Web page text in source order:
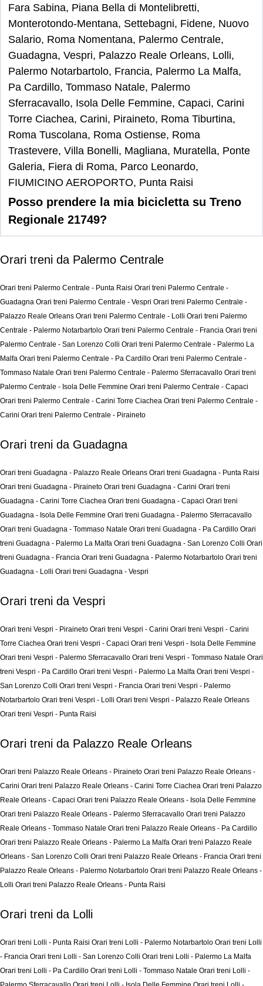
Fara Sabina, Piana Bella di Montelibretti,
Monterotondo-Mentana, Settebagni, Fidene, Nuovo
Salario, Roma Nomentana, Palermo Centrale,
Guadagna, Vespri, Palazzo Reale Orleans, Lolli,
Palermo Notarbartolo, Francia, Palermo La Malfa,
Pa Cardillo, Tommaso Natale, Palermo
Sferracavallo, Isola Delle Femmine, Capaci, Carini
Torre Ciachea, Carini, Piraineto, Roma Tiburtina,
Roma Tuscolana, Roma Ostiense, Roma
Trastevere, Villa Bonelli, Magliana, Muratella, Ponte
Galeria, Fiera di Roma, Parco Leonardo,
FIUMICINO AEROPORTO, Punta Raisi
Posso prendere la mia bicicletta su Treno
Regionale 21749?
Orari treni da Palermo Centrale
Orari treni Palermo Centrale - Punta Raisi Orari treni Palermo Centrale -
Guadagna Orari treni Palermo Centrale - Vespri Orari treni Palermo Centrale -
Palazzo Reale Orleans Orari treni Palermo Centrale - Lolli Orari treni Palermo
Centrale - Palermo Notarbartolo Orari treni Palermo Centrale - Francia Orari treni
Palermo Centrale - San Lorenzo Colli Orari treni Palermo Centrale - Palermo La
Malfa Orari treni Palermo Centrale - Pa Cardillo Orari treni Palermo Centrale -
Tommaso Natale Orari treni Palermo Centrale - Palermo Sferracavallo Orari treni
Palermo Centrale - Isola Delle Femmine Orari treni Palermo Centrale - Capaci
Orari treni Palermo Centrale - Carini Torre Ciachea Orari treni Palermo Centrale -
Carini Orari treni Palermo Centrale - Piraineto
Orari treni da Guadagna
Orari treni Guadagna - Palazzo Reale Orleans Orari treni Guadagna - Punta Raisi
Orari treni Guadagna - Piraineto Orari treni Guadagna - Carini Orari treni
Guadagna - Carini Torre Ciachea Orari treni Guadagna - Capaci Orari treni
Guadagna - Isola Delle Femmine Orari treni Guadagna - Palermo Sferracavallo
Orari treni Guadagna - Tommaso Natale Orari treni Guadagna - Pa Cardillo Orari
treni Guadagna - Palermo La Malfa Orari treni Guadagna - San Lorenzo Colli Orari
treni Guadagna - Francia Orari treni Guadagna - Palermo Notarbartolo Orari treni
Guadagna - Lolli Orari treni Guadagna - Vespri
Orari treni da Vespri
Orari treni Vespri - Piraineto Orari treni Vespri - Carini Orari treni Vespri - Carini
Torre Ciachea Orari treni Vespri - Capaci Orari treni Vespri - Isola Delle Femmine
Orari treni Vespri - Palermo Sferracavallo Orari treni Vespri - Tommaso Natale Orari
treni Vespri - Pa Cardillo Orari treni Vespri - Palermo La Malfa Orari treni Vespri -
San Lorenzo Colli Orari treni Vespri - Francia Orari treni Vespri - Palermo
Notarbartolo Orari treni Vespri - Lolli Orari treni Vespri - Palazzo Reale Orleans
Orari treni Vespri - Punta Raisi
Orari treni da Palazzo Reale Orleans
Orari treni Palazzo Reale Orleans - Piraineto Orari treni Palazzo Reale Orleans -
Carini Orari treni Palazzo Reale Orleans - Carini Torre Ciachea Orari treni Palazzo
Reale Orleans - Capaci Orari treni Palazzo Reale Orleans - Isola Delle Femmine
Orari treni Palazzo Reale Orleans - Palermo Sferracavallo Orari treni Palazzo
Reale Orleans - Tommaso Natale Orari treni Palazzo Reale Orleans - Pa Cardillo
Orari treni Palazzo Reale Orleans - Palermo La Malfa Orari treni Palazzo Reale
Orleans - San Lorenzo Colli Orari treni Palazzo Reale Orleans - Francia Orari treni
Palazzo Reale Orleans - Palermo Notarbartolo Orari treni Palazzo Reale Orleans -
Lolli Orari treni Palazzo Reale Orleans - Punta Raisi
Orari treni da Lolli
Orari treni Lolli - Punta Raisi Orari treni Lolli - Palermo Notarbartolo Orari treni Lolli
- Francia Orari treni Lolli - San Lorenzo Colli Orari treni Lolli - Palermo La Malfa
Orari treni Lolli - Pa Cardillo Orari treni Lolli - Tommaso Natale Orari treni Lolli -